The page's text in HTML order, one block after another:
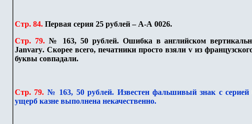
Стр. 84. Первая серия 25 рублей – А-А 0026.
Стр. 79. № 163, 50 рублей. Ошибка в английском
Janvary. Скорее всего, печатники просто взялиv из
буквы совпадали.
Стр. 79. № 163, 50 рублей. Известен фальшивый знак с
ущерб казне выполнена некачественно.